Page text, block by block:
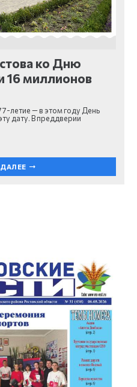
ко Дню
16 миллионов
летие — в этом году День
дату. В преддверии